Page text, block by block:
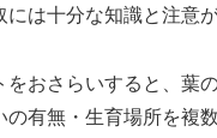
は十分な知識と注意が
をおさらいすると、葉
の有無・生育場所を複